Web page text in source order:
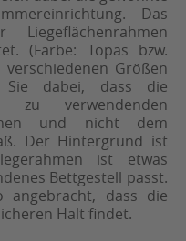
Das
(Farbe: Topas bzw.
Größen
Sie dabei, dass die
zu verwendenden
und nicht dem
Der Hintergrund ist
ist etwas
Bettgestell passt.
angebracht, dass die
Halt findet.